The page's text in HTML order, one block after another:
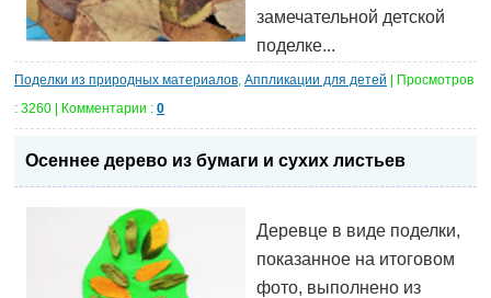
замечательной детской
поделке...
Поделки из природных материалов, Аппликации для детей | Просмотров
: 3260 | Комментарии : 0
Осеннее дерево из бумаги и сухих листьев
Деревце в виде поделки,
показанное на итоговом
фото, выполнено из